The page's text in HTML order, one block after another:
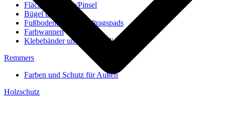
Flächenstreicher/Pinsel
Bügel und Rollen
Fußbodenbürsten/Auftragspads
Farbwannen
Klebebänder und Abdeckvlies
Remmers
Farben und Schutz für Außen
Holzschutz